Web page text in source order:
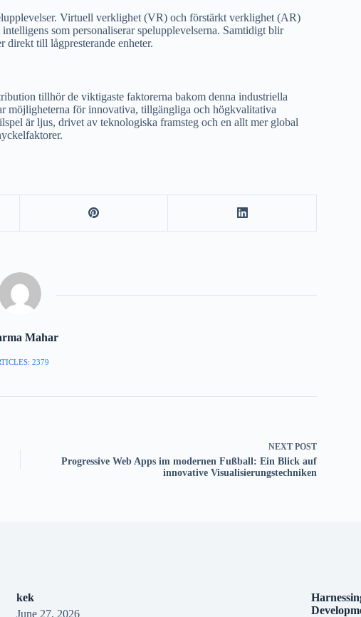
Virtuell verklighet (VR) och förstärkt verklighet (AR)
som personaliserar spelupplevelserna. Samtidigt blir
direkt till lågpresterande enheter.
tillhör de viktigaste faktorerna bakom denna industriella
möjligheterna för innovativa, tillgängliga och högkvalitativa
är ljus, drivet av teknologiska framsteg och en allt mer global
Mahar
2379
NEXT POST
Progressive Web Apps im modernen Fußball: Ein Blick auf
innovative Visualisierungstechniken
kek
June 27, 2026